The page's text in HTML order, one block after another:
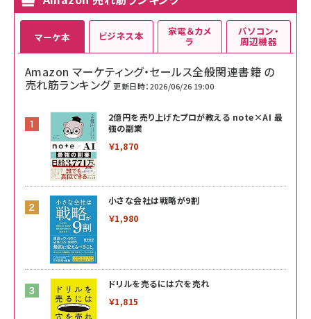
マーケ本
Amazon マーケティング・セールス全般関連書籍 の
売れ筋ランキング 更新日時：2026/06/26 19:00
2億円を売り上げたプロが教える note×AI 最
強の副業
￥1,870
小さな会社は戦略が9割
￥1,980
ドリルを売るには穴を売れ
￥1,815
ビジネス本 家電＆カメ
ラ
パソコン・
周辺機器